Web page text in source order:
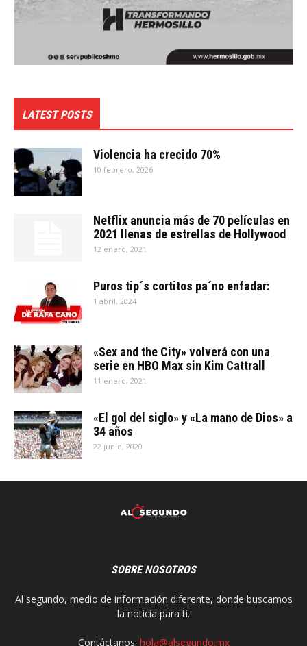
LATEST POSTS
Violencia ha crecido 70%
10 febrero, 2026
Netflix anuncia más de 70 películas en
2021 llenas de estrellas de Hollywood
12 enero, 2021
Puros tip´s cortitos pa´no enfadar:
1 abril, 2024
«Sex and the City» volverá con una
serie en HBO Max sin Kim Cattrall
11 enero, 2021
«El gol del siglo» y «La mano de Dios» a
34 años
22 junio, 2020
SOBRE NOSOTROS
Al segundo, medio de información diferente, donde buscamos
la noticia para ti.
Contáctanos: hola@alsegundo.mx